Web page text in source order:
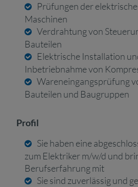
Prüfungen der
Maschinen
Verdrahtung von
Bauteilen
Elektrische Installation
Inbetriebnahme von
Wareneingangsprüfung
Bauteilen und Baugruppen
Profil
Sie haben eine
zum Elektriker m/w/d und
Berufserfahrung mit
Sie sind zuverlässig und